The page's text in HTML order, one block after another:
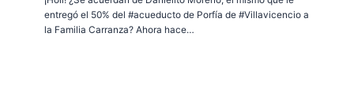
entregó el 50% del #acueducto de Porfía de #Villavicencio a
la Familia Carranza? Ahora hace…